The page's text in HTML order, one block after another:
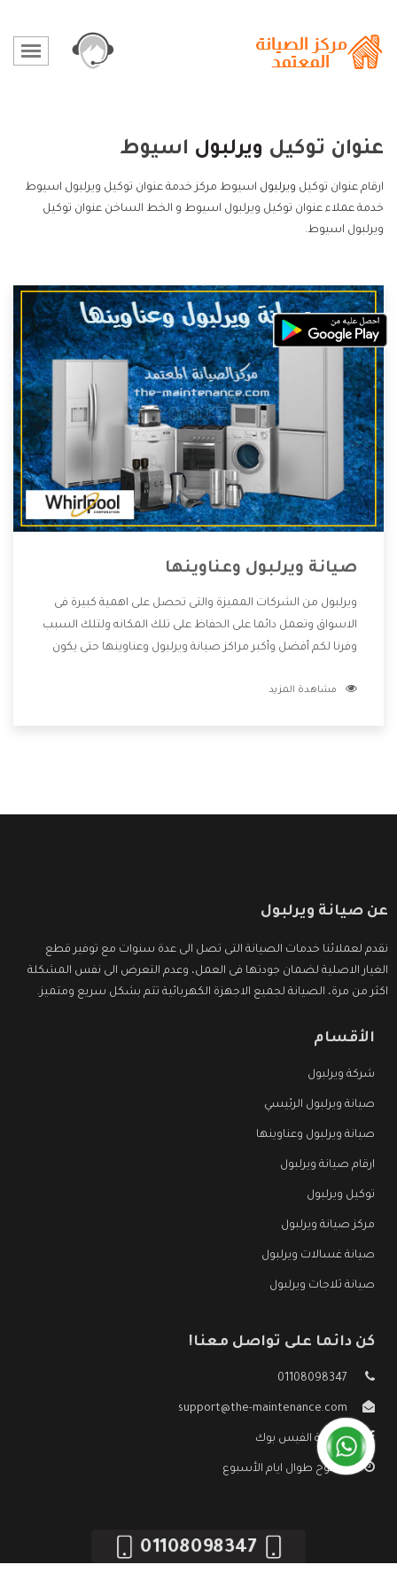
عنوان توكيل ويرلبول اسيوط
ارقام عنوان توكيل ويرلبول اسيوط مركز خدمة عنوان توكيل ويرلبول اسيوط
خدمة عملاء عنوان توكيل ويرلبول اسيوط و الخط الساخن عنوان توكيل
ويرلبول اسيوط.
صيانة ويرلبول وعناوينها
ويرلبول من الشركات المميزة والتى تحصل على اهمية كبيرة فى
الاسواق وتعمل دائما على الحفاظ على تلك المكانه ولتلك السبب
وفرنا لكم أفضل وأكبر مراكز صيانة ويرلبول وعناوينها حتى يكون
دون اى ازعاج كما أننا نهتم بكل ما يحتاجه المستهلك لكى نحافظ
مشاهدة المزيد
عن صيانة ويرلبول
نقدم لعملائنا خدمات الصيانة التى تصل الى عدة سنوات مع توفير قطع
الغيار الاصلية لضمان جودتها فى العمل، وعدم التعرض الى نفس المشكلة
اكثر من مرة، الصيانة لجميع الاجهزة الكهربائية تتم بشكل سريع ومتميز.
الأقسام
شركة ويرلبول
صيانة ويرلبول الرئيسي
صيانة ويرلبول وعناوينها
ارقام صيانة ويرلبول
توكيل ويرلبول
مركز صيانة ويرلبول
صيانة غسالات ويرلبول
صيانة ثلاجات ويرلبول
كن دائما على تواصل معنا!
01108098347
support@the-maintenance.com
صفحة الفيس بوك
مفتوح طوال ايام الأسبوع
01108098347